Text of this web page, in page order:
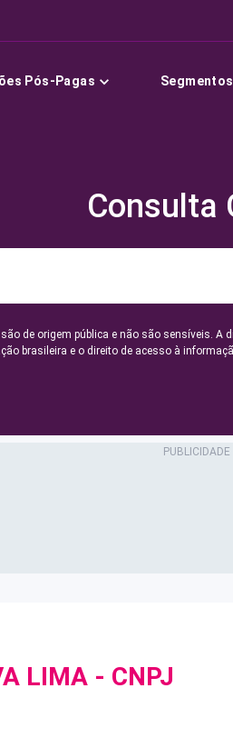
Pós-Pagas Segmentos
Consulta
de origem pública e não são sensíveis. A
brasileira e o direito de acesso à
LIMA - CNPJ